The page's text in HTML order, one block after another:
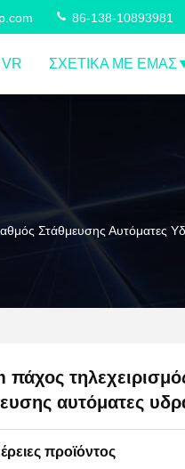
86-138-10893981
ΣΧΕΤΙΚΆ ΜΕ ΕΜΆΣ
Στάθμευσης Αυτόματες
πάχος
αυτόματες
προϊόντος